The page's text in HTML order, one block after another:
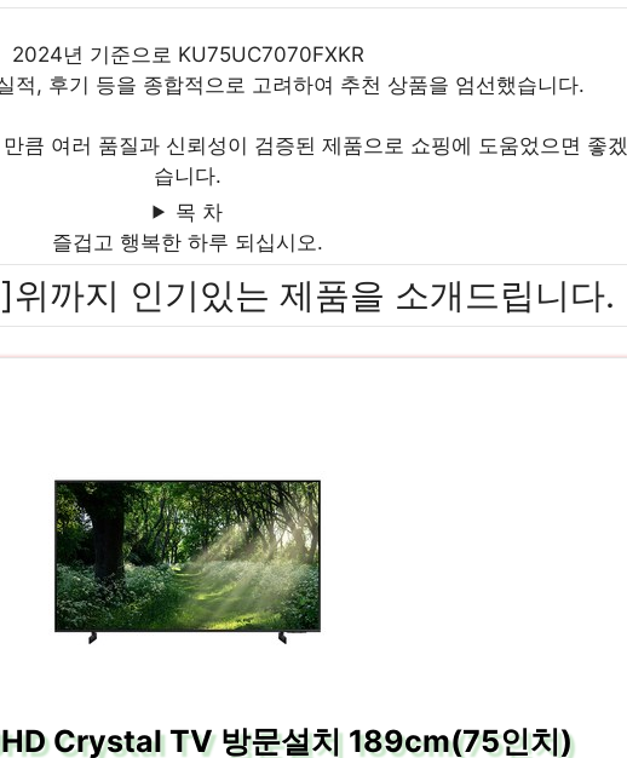
2024년 기준으로 KU75UC7070FXKR
적, 후기 등을 종합적으로 고려하여 추천 상품을 엄선했습니다.
큼 여러 품질과 신뢰성이 검증된 제품으로 쇼핑에 도움었으면 좋겠
습니다.
목 차
즐겁고 행복한 하루 되십시오.
까지 인기있는 제품을 소개드립니다.
Crystal TV 방문설치 189cm(75인치)